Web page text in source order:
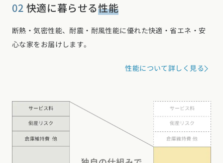
02 快適に暮らせる性能
断熱・気密性能、耐震・耐風性能に優れた快適・省エネ・安
心な家をお届けします。
性能について詳しく見る